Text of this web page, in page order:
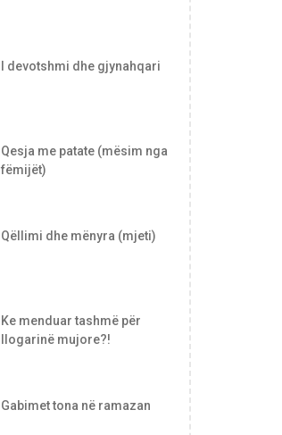
I devotshmi dhe gjynahqari
Qesja me patate (mësim nga
fëmijët)
Qëllimi dhe mënyra (mjeti)
Ke menduar tashmë për
llogarinë mujore?!
Gabimet tona në ramazan